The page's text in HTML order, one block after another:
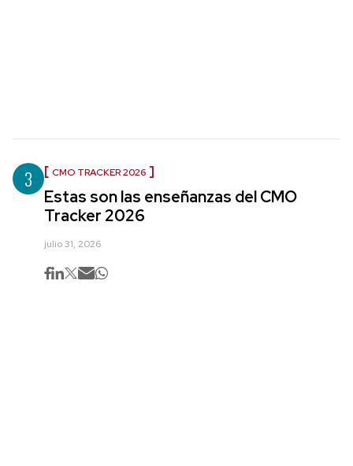
3 CMO TRACKER 2026
Estas son las enseñanzas del CMO
Tracker 2026
julio 31, 2026